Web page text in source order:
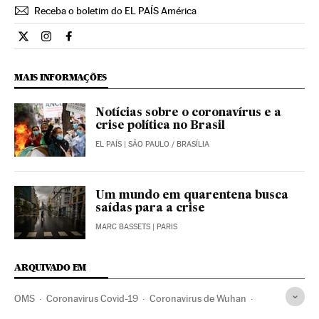
Receba o boletim do EL PAÍS América
Internacional El País Brasil en Twitter
Internacional El País Brasil en Instagram
Internacional El País Brasil en Facebook
MAIS INFORMAÇÕES
Notícias sobre o coronavírus e a
crise política no Brasil
EL PAÍS | SÃO PAULO / BRASÍLIA
Um mundo em quarentena busca
saídas para a crise
MARC BASSETS | PARIS
ARQUIVADO EM
OMS Coronavirus Covid-19 Coronavirus de Wuhan